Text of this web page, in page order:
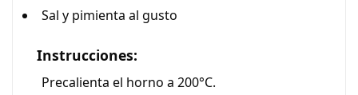
Sal y pimienta al gusto
Instrucciones:
Precalienta el horno a 200°C.